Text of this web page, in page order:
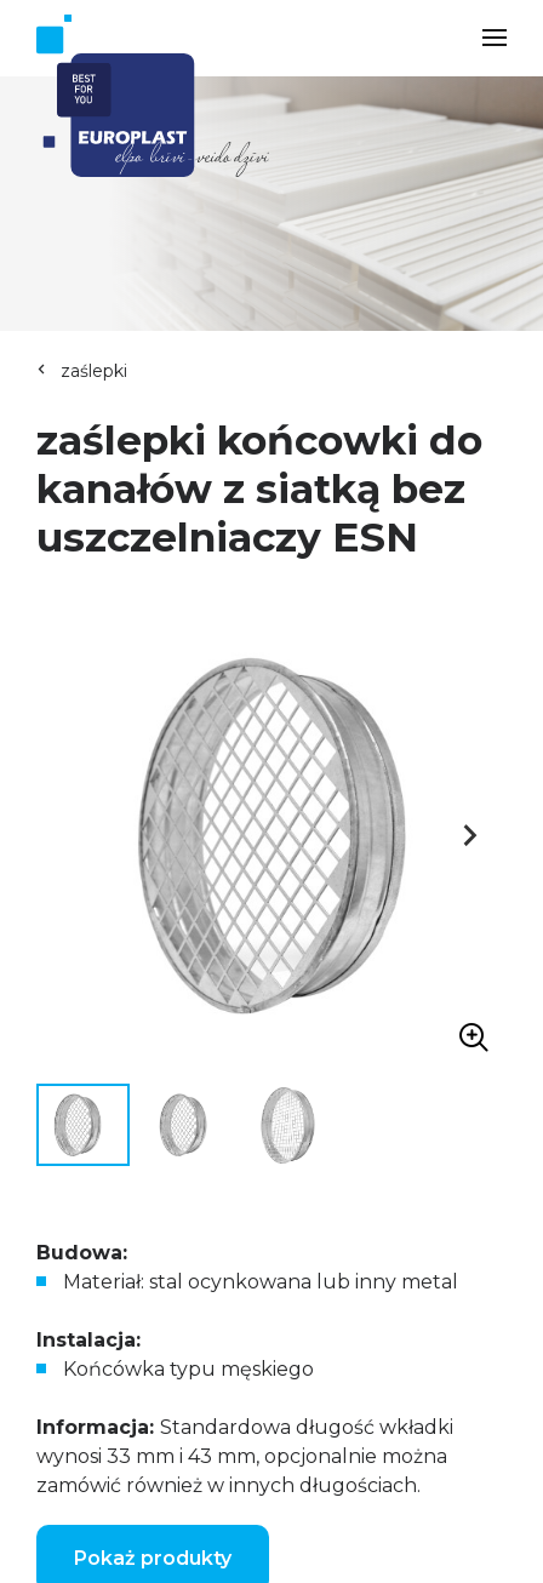
zaślepki
zaślepki końcowki do
kanałów z siatką bez
uszczelniaczy ESN
Budowa:
Materiał: stal ocynkowana lub inny metal
Instalacja:
Końcówka typu męskiego
Informacja: Standardowa długość wkładki
wynosi 33 mm i 43 mm, opcjonalnie można
zamówić również w innych długościach.
Pokaż produkty